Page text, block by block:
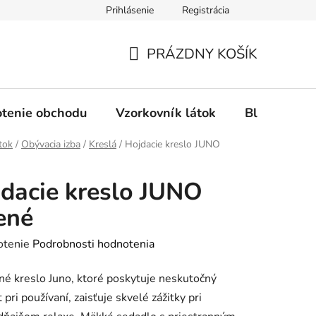
Ochrana osobných údajov Spôsob platby
Prihlásenie Registrácia
KOŠÍK
PRÁZDNY KOŠÍK
obchodu Vzorkovník látok Blog
/ Obývacia izba / Kreslá / Hojdacie kreslo JUNO
kreslo JUNO
Podrobnosti hodnotenia
kreslo Juno, ktoré poskytuje neskutočný
pri používaní, zaisťuje skvelé zážitky pri